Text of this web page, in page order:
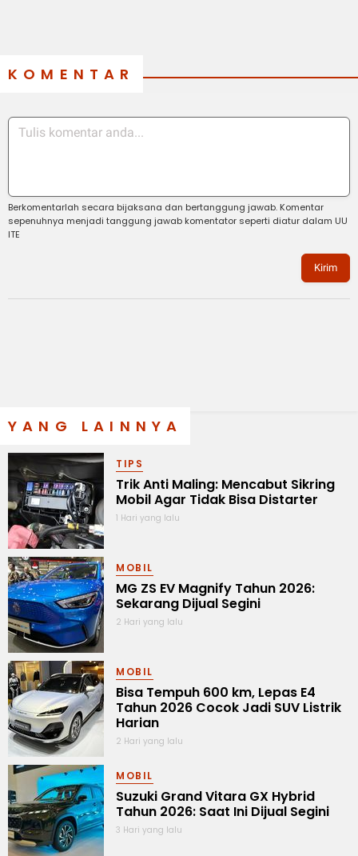
KOMENTAR
Berkomentarlah secara bijaksana dan bertanggung jawab. Komentar
sepenuhnya menjadi tanggung jawab komentator seperti diatur dalam UU
ITE
Kirim
YANG LAINNYA
TIPS
Trik Anti Maling: Mencabut Sikring
Mobil Agar Tidak Bisa Distarter
1 Hari yang lalu
MOBIL
MG ZS EV Magnify Tahun 2026:
Sekarang Dijual Segini
2 Hari yang lalu
MOBIL
Bisa Tempuh 600 km, Lepas E4
Tahun 2026 Cocok Jadi SUV Listrik
Harian
2 Hari yang lalu
MOBIL
Suzuki Grand Vitara GX Hybrid
Tahun 2026: Saat Ini Dijual Segini
3 Hari yang lalu